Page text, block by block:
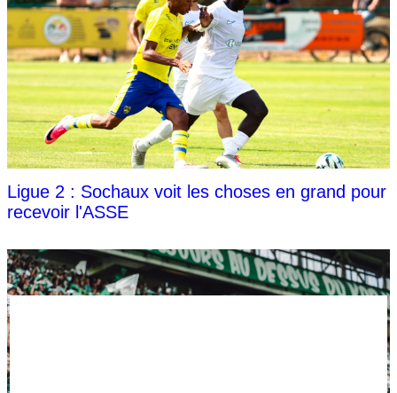
Ligue 2 : Sochaux voit les choses en grand pour
recevoir l'ASSE